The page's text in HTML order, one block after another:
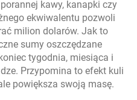
kawy, kanapki czy
ekwiwalentu pozwoli
milion dolarów. Jak to
sumy oszczędzane
tygodnia, miesiąca i
Przypomina to efekt kuli
powiększa swoją masę.